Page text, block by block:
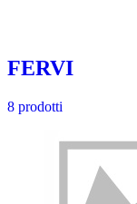
FERVI
8 prodotti